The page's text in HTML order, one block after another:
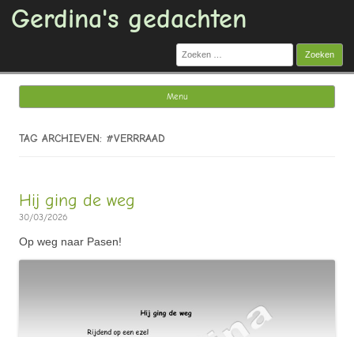
Gerdina's gedachten
Zoeken
naar:
Menu
TAG ARCHIEVEN: #VERRRAAD
Hij ging de weg
30/03/2026
Op weg naar Pasen!